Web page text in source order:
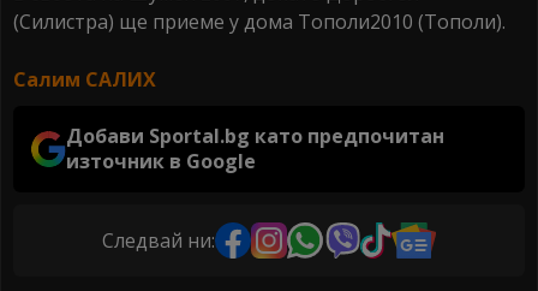
(Силистра) ще приеме у дома Тополи2010 (Тополи).
Салим САЛИХ
Добави Sportal.bg като предпочитан
източник в Google
Следвай ни: